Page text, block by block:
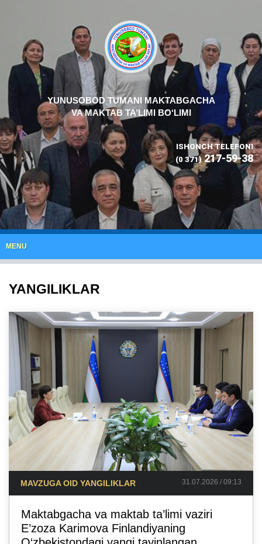
YUNUSOBOD TUMANI MAKTABGACHA
VA MAKTAB TA’LIMI BO‘LIMI
ISHONCH TELEFONI
(0 371)217-59-38
MENU
YANGILIKLAR
MAVZUGA OID YANGILIKLAR 31.07.2026 / 09:13
Maktabgacha va maktab ta’limi vaziri
E’zozа Karimova Finlandiyaning